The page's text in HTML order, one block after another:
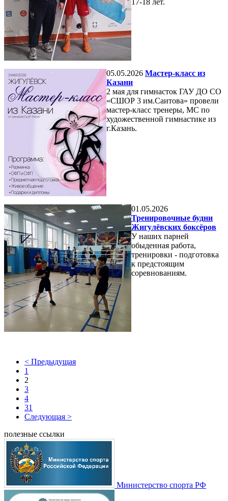
05.05.2026 Мастер-класс из
Казани
2 мая для гимнасток ГАУ ДО СО
«СШОР 3 им.Саитова» провели
мастер-класс тренеры, МС по
художественной гимнастике из
г.Казань.
01.05.2026
Тренировочные будни
Жигулёвских боксёров
У наших парней
обыденная работа,
тренировки - подготовка
к предстоящим
соревнованиям.
< Предыдущая
1
2
3
4
31
Следующая >
полезные ссылки
Министерство спорта РФ